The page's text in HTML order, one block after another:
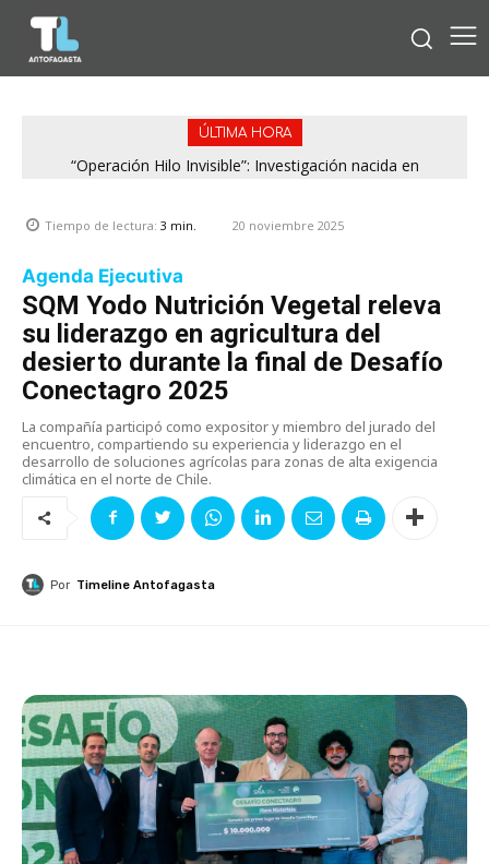
ÚLTIMA HORA
“Operación Hilo Invisible”: Investigación nacida en
Tiempo de lectura: 3 min. 20 noviembre 2025
Agenda Ejecutiva
SQM Yodo Nutrición Vegetal releva
su liderazgo en agricultura del
desierto durante la final de Desafío
Conectagro 2025
La compañía participó como expositor y miembro del jurado del
encuentro, compartiendo su experiencia y liderazgo en el
desarrollo de soluciones agrícolas para zonas de alta exigencia
climática en el norte de Chile.
Por Timeline Antofagasta